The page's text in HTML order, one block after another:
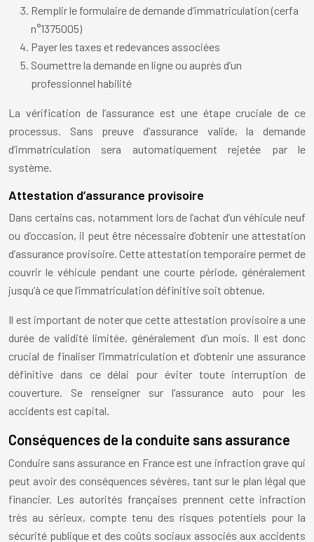
Remplir le formulaire de demande d’immatriculation (cerfa
n°1375005)
Payer les taxes et redevances associées
Soumettre la demande en ligne ou auprès d’un
professionnel habilité
La vérification de l’assurance est une étape cruciale de ce
processus. Sans preuve d’assurance valide, la demande
d’immatriculation sera automatiquement rejetée par le
système.
Attestation d’assurance provisoire
Dans certains cas, notamment lors de l’achat d’un véhicule neuf
ou d’occasion, il peut être nécessaire d’obtenir une attestation
d’assurance provisoire. Cette attestation temporaire permet de
couvrir le véhicule pendant une courte période, généralement
jusqu’à ce que l’immatriculation définitive soit obtenue.
Il est important de noter que cette attestation provisoire a une
durée de validité limitée, généralement d’un mois. Il est donc
crucial de finaliser l’immatriculation et d’obtenir une assurance
définitive dans ce délai pour éviter toute interruption de
couverture. Se renseigner sur l’assurance auto pour les
accidents est capital.
Conséquences de la conduite sans assurance
Conduire sans assurance en France est une infraction grave qui
peut avoir des conséquences sévères, tant sur le plan légal que
financier. Les autorités françaises prennent cette infraction
très au sérieux, compte tenu des risques potentiels pour la
sécurité publique et des coûts sociaux associés aux accidents